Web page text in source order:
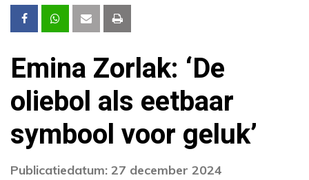
Emina Zorlak: ‘De
oliebol als eetbaar
symbool voor geluk’
Publicatiedatum: 27 december 2024